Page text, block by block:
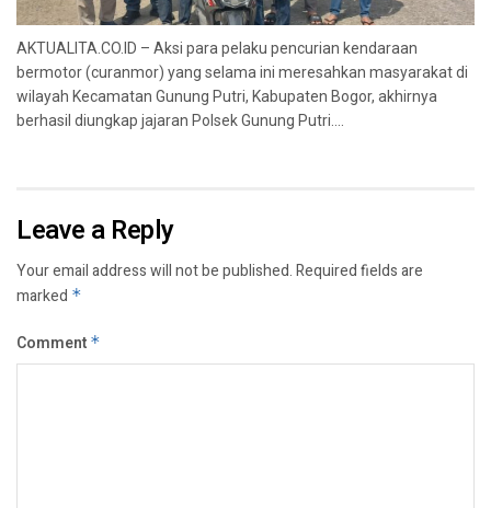
AKTUALITA.CO.ID – Aksi para pelaku pencurian kendaraan
bermotor (curanmor) yang selama ini meresahkan masyarakat di
wilayah Kecamatan Gunung Putri, Kabupaten Bogor, akhirnya
berhasil diungkap jajaran Polsek Gunung Putri....
Leave a Reply
Your email address will not be published.Required fields are
marked *
Comment *